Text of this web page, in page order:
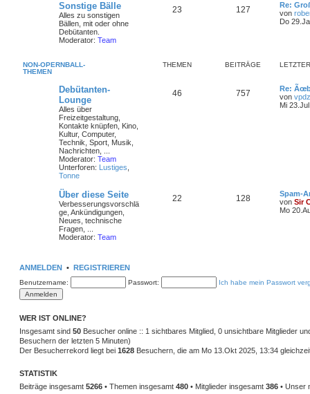
Sonstige Bälle
Alles zu sonstigen
Bällen, mit oder ohne
Debütanten.
Moderator: Team
23 127
Re:
von
Do
NON-OPERNBALL-
THEMEN
THEMEN BEITRÄGE
Debütanten-
Lounge
Alles über
Freizeitgestaltung,
Kontakte knüpfen, Kino,
Kultur, Computer,
Technik, Sport, Musik,
Nachrichten, ...
Moderator: Team
Unterforen: Lustiges
Tonne
46 757
Re:
von
Mi
Über diese Seite
Verbesserungsvorschlä
ge, Ankündigungen,
Neues, technische
Fragen, ...
Moderator: Team
22 128
Spam-
von Sir
Mo
ANMELDEN • REGISTRIEREN
Benutzername: Passwort: Ich habe mein Passwort
WER IST ONLINE?
Insgesamt sind 50 Besucher online :: 1 sichtbares Mitglied, 0 unsichtbare Mitglieder
Besuchern der letzten 5 Minuten)
Der Besucherrekord liegt bei 1628 Besuchern, die am Mo 13.Okt 2025, 13:34
STATISTIK
Beiträge insgesamt 5266 • Themen insgesamt 480 • Mitglieder insgesamt 386 • Unser